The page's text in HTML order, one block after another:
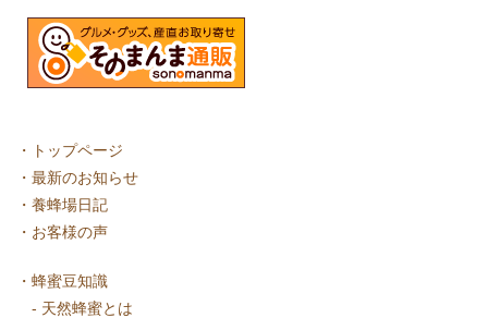
・
トップページ
・ 最新のお知らせ
・ 養蜂場日記
・ お客様の声
・ 蜂蜜豆知識
- 天然蜂蜜とは